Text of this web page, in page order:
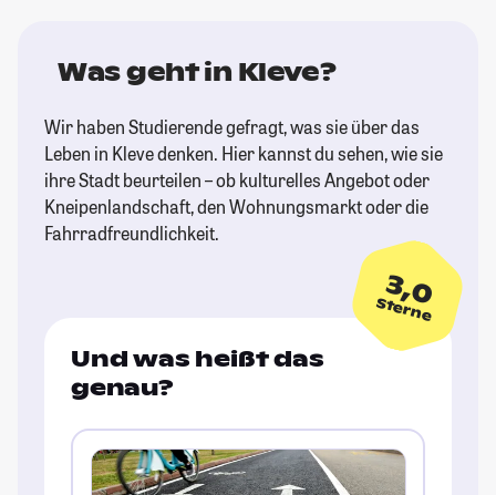
Was geht in Kleve?
Wir haben Studierende gefragt, was sie über das
Leben in Kleve denken. Hier kannst du sehen, wie sie
ihre Stadt beurteilen – ob kulturelles Angebot oder
Kneipenlandschaft, den Wohnungsmarkt oder die
Fahrradfreundlichkeit.
3,0
Sterne
Und was heißt das
genau?